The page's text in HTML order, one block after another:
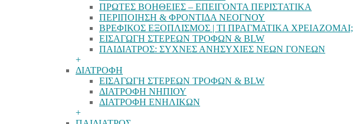
ΠΡΩΤΕΣ ΒΟΗΘΕΙΕΣ – ΕΠΕΙΓΟΝΤΑ ΠΕΡΙΣΤΑΤΙΚΑ
ΠΕΡΙΠΟΙΗΣΗ & ΦΡΟΝΤΙΔΑ ΝΕΟΓΝΟΥ
ΒΡΕΦΙΚΟΣ ΕΞΟΠΛΙΣΜΟΣ | ΤΙ ΠΡΑΓΜΑΤΙΚΑ ΧΡΕΙΑΖΟΜΑΙ;
ΕΙΣΑΓΩΓΗ ΣΤΕΡΕΩΝ ΤΡΟΦΩΝ & BLW
ΠΑΙΔΙΑΤΡΟΣ: ΣΥΧΝΕΣ ΑΝΗΣΥΧΙΕΣ ΝΕΩΝ ΓΟΝΕΩΝ
+
ΔΙΑΤΡΟΦΗ
ΕΙΣΑΓΩΓΗ ΣΤΕΡΕΩΝ ΤΡΟΦΩΝ & BLW
ΔΙΑΤΡΟΦΗ ΝΗΠΙΟΥ
ΔΙΑΤΡΟΦΗ ΕΝΗΛΙΚΩΝ
+